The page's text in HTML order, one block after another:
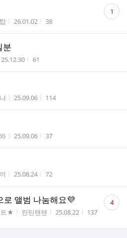
작성시간
26.01.02 조회수
38
댓
글 1
분
작성시간
25.12.30 조회수
61
작성시간
25.09.06 조회수
114
작성시간
25.09.06 조회수
37
작성시간
25.08.24 조회수
72
로 앨범 나눔해요💜
★ 작성자
틴틴탠탠 작성시간
25.08.22 조회수
137
댓
글 4